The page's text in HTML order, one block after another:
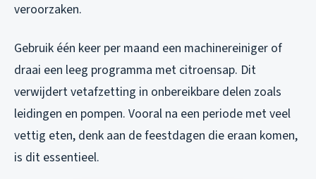
veroorzaken.
Gebruik één keer per maand een machinereiniger of
draai een leeg programma met citroensap. Dit
verwijdert vetafzetting in onbereikbare delen zoals
leidingen en pompen. Vooral na een periode met veel
vettig eten, denk aan de feestdagen die eraan komen,
is dit essentieel.